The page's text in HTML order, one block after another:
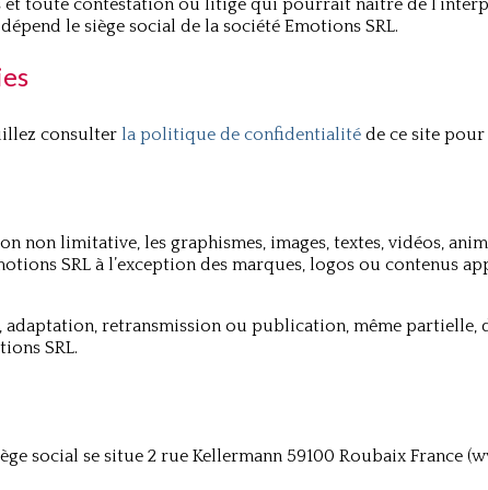
et toute contestation ou litige qui pourrait naître de
le siège social de la société Emotions SRL.
consulter la politique de confidentialité de ce site
non limitative, les graphismes, images, textes, vidéos,
SRL à l’exception des marques, logos ou contenus
retransmission ou publication, même partielle,
SRL.
social se situe 2 rue Kellermann 59100 Roubaix France